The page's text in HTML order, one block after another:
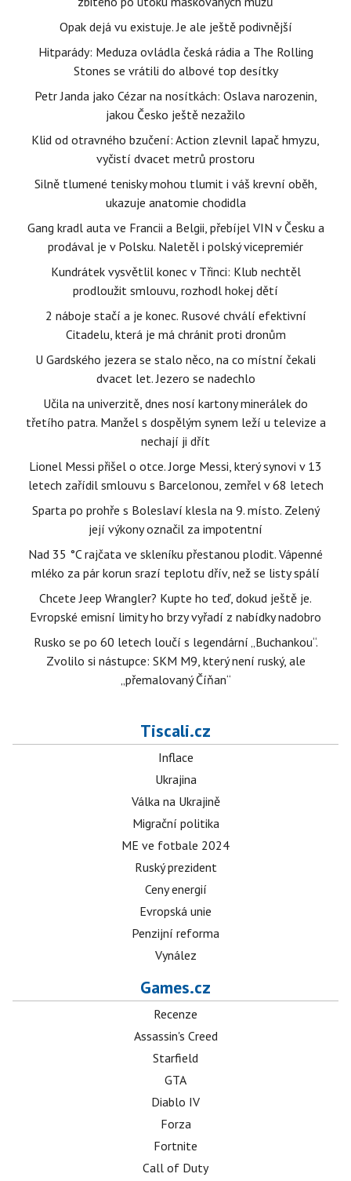
Opak dejá vu existuje. Je ale ještě podivnější
Hitparády: Meduza ovládla česká rádia a The Rolling
Stones se vrátili do albové top desítky
Petr Janda jako Cézar na nosítkách: Oslava narozenin,
jakou Česko ještě nezažilo
Klid od otravného bzučení: Action zlevnil lapač hmyzu,
vyčistí dvacet metrů prostoru
Silně tlumené tenisky mohou tlumit i váš krevní oběh,
ukazuje anatomie chodidla
Gang kradl auta ve Francii a Belgii, přebíjel VIN v Česku a
prodával je v Polsku. Naletěl i polský vicepremiér
Kundrátek vysvětlil konec v Třinci: Klub nechtěl
prodloužit smlouvu, rozhodl hokej dětí
2 náboje stačí a je konec. Rusové chválí efektivní
Citadelu, která je má chránit proti dronům
U Gardského jezera se stalo něco, na co místní čekali
dvacet let. Jezero se nadechlo
Učila na univerzitě, dnes nosí kartony minerálek do
třetího patra. Manžel s dospělým synem leží u televize a
nechají ji dřít
Lionel Messi přišel o otce. Jorge Messi, který synovi v 13
letech zařídil smlouvu s Barcelonou, zemřel v 68 letech
Sparta po prohře s Boleslaví klesla na 9. místo. Zelený
její výkony označil za impotentní
Nad 35 °C rajčata ve skleníku přestanou plodit. Vápenné
mléko za pár korun srazí teplotu dřív, než se listy spálí
Chcete Jeep Wrangler? Kupte ho teď, dokud ještě je.
Evropské emisní limity ho brzy vyřadí z nabídky nadobro
Rusko se po 60 letech loučí s legendární „Buchankou“.
Zvolilo si nástupce: SKM M9, který není ruský, ale
„přemalovaný Číňan“
Tiscali.cz
Inflace
Ukrajina
Válka na Ukrajině
Migrační politika
ME ve fotbale 2024
Ruský prezident
Ceny energií
Evropská unie
Penzijní reforma
Vynález
Games.cz
Recenze
Assassin's Creed
Starfield
GTA
Diablo IV
Forza
Fortnite
Call of Duty